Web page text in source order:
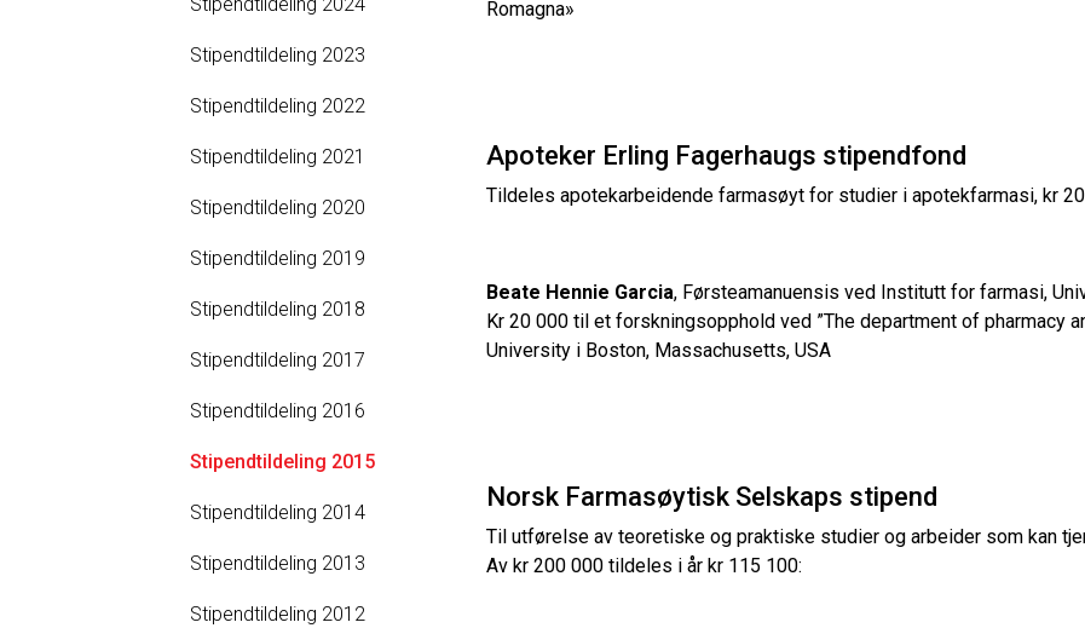
Stipendtildeling 2024
Stipendtildeling 2023
Stipendtildeling 2022
Stipendtildeling 2021
Stipendtildeling 2020
Stipendtildeling 2019
Stipendtildeling 2018
Stipendtildeling 2017
Stipendtildeling 2016
Stipendtildeling 2015
Stipendtildeling 2014
Stipendtildeling 2013
Stipendtildeling 2012
Romagna»
Apoteker Erling Fagerhaugs stipendfond
Tildeles apotekarbeidende farmasøyt for studier i apotekfarmasi, kr
Beate Hennie Garcia, Førsteamanuensis ved Institutt for farmasi,
Kr 20 000 til et forskningsopphold ved ”The department of pharmacy
University i Boston, Massachusetts, USA
Norsk Farmasøytisk Selskaps stipend
Til utførelse av teoretiske og praktiske studier og arbeider som kan
Av kr 200 000 tildeles i år kr 115 100: